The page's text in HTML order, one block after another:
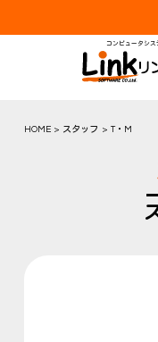
コンピュータシ
実績紹介
HOME スタッフ T・M